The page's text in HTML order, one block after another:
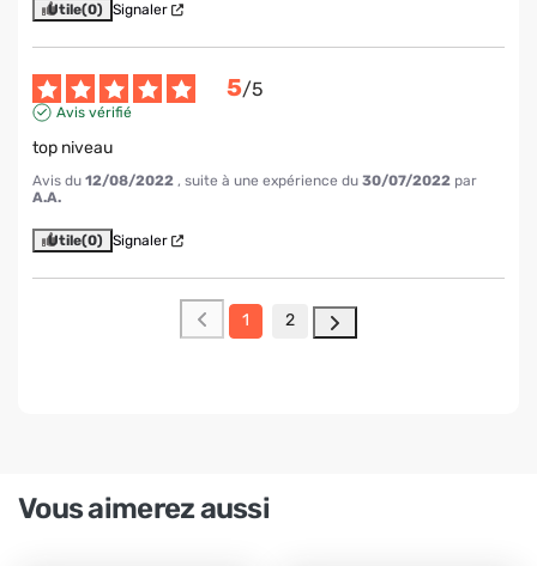
Utile(0) Signaler
5/5
Avis vérifié
top niveau
Avis du 12/08/2022 , suite à une expérience du 30/07/2022 par
A.A.
Utile(0) Signaler
1 2
Vous aimerez aussi